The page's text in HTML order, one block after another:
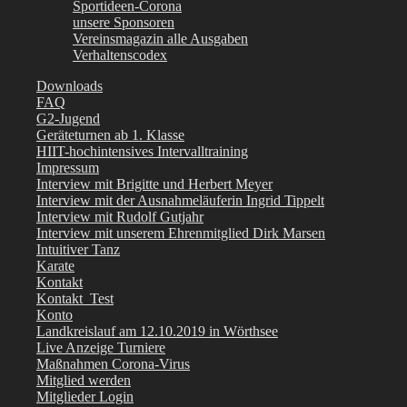
Sportideen-Corona
unsere Sponsoren
Vereinsmagazin alle Ausgaben
Verhaltenscodex
Downloads
FAQ
G2-Jugend
Geräteturnen ab 1. Klasse
HIIT-hochintensives Intervalltraining
Impressum
Interview mit Brigitte und Herbert Meyer
Interview mit der Ausnahmeläuferin Ingrid Tippelt
Interview mit Rudolf Gutjahr
Interview mit unserem Ehrenmitglied Dirk Marsen
Intuitiver Tanz
Karate
Kontakt
Kontakt_Test
Konto
Landkreislauf am 12.10.2019 in Wörthsee
Live Anzeige Turniere
Maßnahmen Corona-Virus
Mitglied werden
Mitglieder Login